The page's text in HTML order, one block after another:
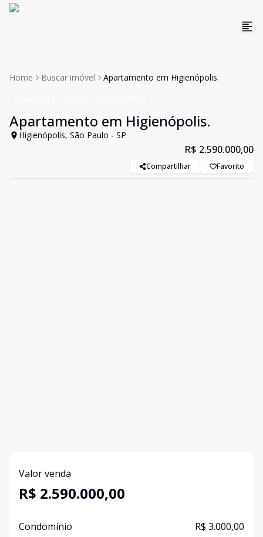
Home Buscar imóvel Apartamento em Higienópolis.
Apartamento em Higienópolis.
Higienópolis, São Paulo - SP
R$ 2.590.000,00
Compartilhar Favorito
Valor venda
R$ 2.590.000,00
Condomínio R$ 3.000,00